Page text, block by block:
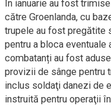
În ianuarie au fost
către Groenlanda, cu
trupele au fost pregătite
pentru a bloca
combatanți au fost
provizii de sânge pentru
inclus soldaţi danezi de
instruită pentru operaţii